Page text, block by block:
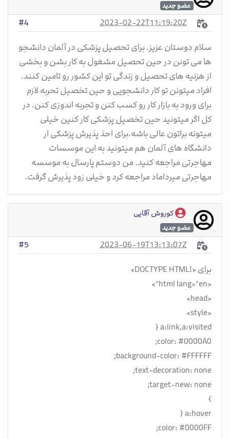
عضو جدید
2023-02-22T11:19:20Z
#4
سلام دوستان عزیز. برای تحصیل پزشکی در آلمان دانشجو
ها می تونن در حین تحصیل مشغول به کار بشن و بخشی
از هزنیه های تحصیل و زندگی تو این کشور رو تامین کنند.
افراد میتونن تو کار دانشجویی و حین تخصیل تحربه لازم
برای ورود به بازار کار رو کسب کنن و تجربه اندوزی کنن. در
کل اگر میتونید حین تخصیل پزشکی کار کنین خیلی
میتونه براتون عالی باشه.برای احذ پذیرش پزشکی ار
دانشگاه های آلمان هم میتونید به این موسسات
مهاجرتی مراجعه کنید. من دوستم پارسال به موسسه
مهاجرتی میرداماد مراجعه کرد و خیلی زود پذیرش گرفت.
کوروش آقایی
عضو جدید
2023-06-19T13:13:07Z
#5
برای <!DOCTYPE HTML>
<html lang="en">
<head>
<style>
a:link,a:visited {
color: #0000A0;
background-color: #FFFFFF;
text-decoration: none;
target-new: none;
}
a:hover {
color: #0000FF;